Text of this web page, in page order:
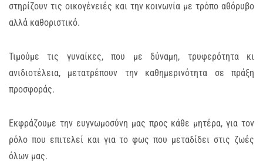
στηρίζουν τις οικογένειές και την κοινωνία με τρόπο αθόρυβο
αλλά καθοριστικό.
Τιμούμε τις γυναίκες, που με δύναμη, τρυφερότητα κι
ανιδιοτέλεια, μετατρέπουν την καθημερινότητα σε πράξη
προσφοράς.
Εκφράζουμε την ευγνωμοσύνη μας προς κάθε μητέρα, για τον
ρόλο που επιτελεί και για το φως που μεταδίδει στις ζωές
όλων μας.